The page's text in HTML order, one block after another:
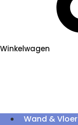
Winkelwagen
Wand & Vloer